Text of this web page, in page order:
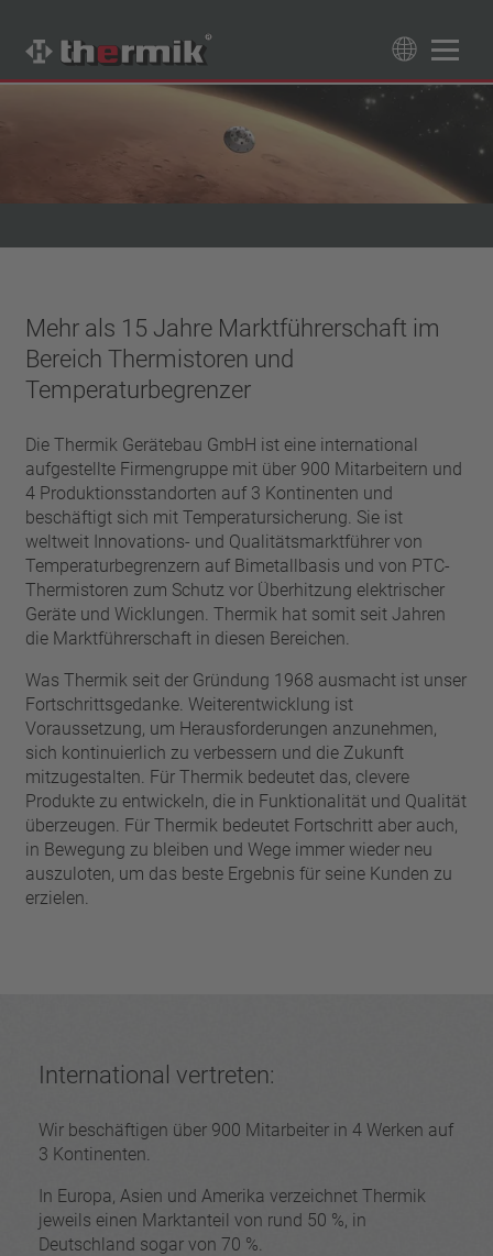
Schaltertyp
Temperaturbereich
1,6 A – 7,5 A
4 A – 25 A
13,5 A – 42 A
Rückstellung
selbsthaltend (nicht automatisch rückstellend)
Isolierung
ohne Isolierung
Litze
Pin
Draht
Approbationen
VDE
UL
ENEC
IEC
CMJ
Filter anwenden
Filter zurücksetzen
Filter schließen
Mehr als 15 Jahre Marktführerschaft im
Bereich Thermistoren und
Temperaturbegrenzer
Die Thermik Gerätebau GmbH ist eine international
aufgestellte Firmengruppe mit über 900 Mitarbeitern und
4 Produktionsstandorten auf 3 Kontinenten und
beschäftigt sich mit Temperatursicherung. Sie ist
weltweit Innovations- und Qualitätsmarktführer von
Temperaturbegrenzern auf Bimetallbasis und von PTC-
Thermistoren zum Schutz vor Überhitzung elektrischer
Geräte und Wicklungen. Thermik hat somit seit Jahren
die Marktführerschaft in diesen Bereichen.
Was Thermik seit der Gründung 1968 ausmacht ist unser
Fortschrittsgedanke. Weiterentwicklung ist
Voraussetzung, um Herausforderungen anzunehmen,
sich kontinuierlich zu verbessern und die Zukunft
mitzugestalten. Für Thermik bedeutet das, clevere
Produkte zu entwickeln, die in Funktionalität und Qualität
überzeugen. Für Thermik bedeutet Fortschritt aber auch,
in Bewegung zu bleiben und Wege immer wieder neu
auszuloten, um das beste Ergebnis für seine Kunden zu
erzielen.
International vertreten:
Wir beschäftigen über 900 Mitarbeiter in 4 Werken auf
3 Kontinenten.
In Europa, Asien und Amerika verzeichnet Thermik
jeweils einen Marktanteil von rund 50 %, in
Deutschland sogar von 70 %.